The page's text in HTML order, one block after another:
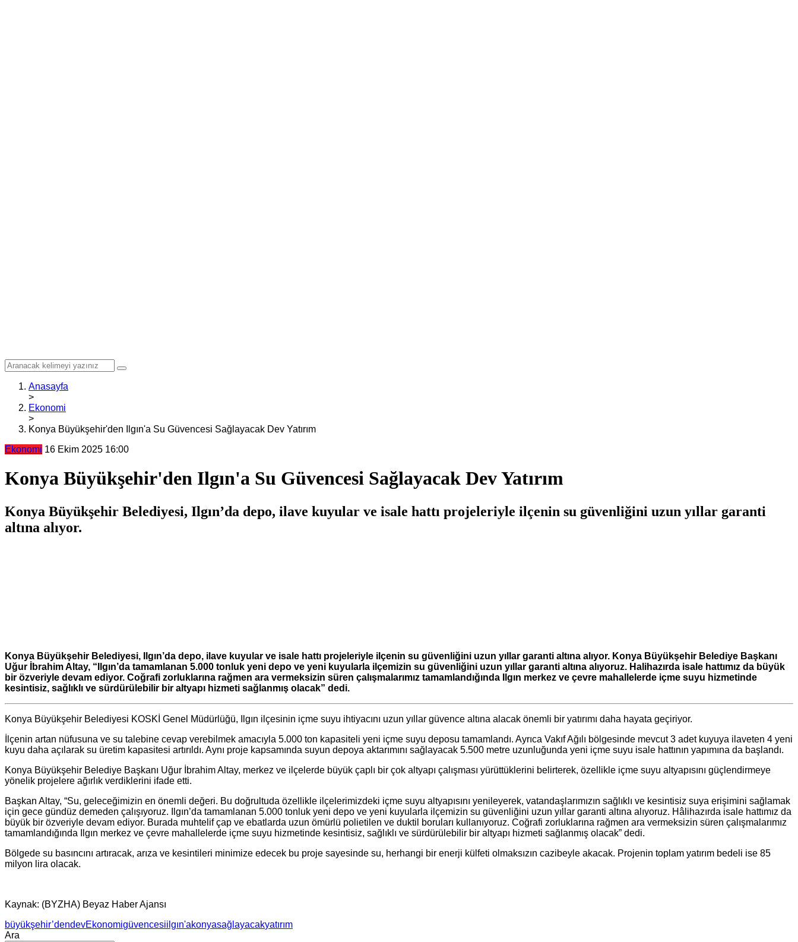
Anasayfa
>
Ekonomi
>
Konya Büyükşehir'den Ilgın'a Su Güvencesi Sağlayacak Dev Yatırım
Ekonomi 16 Ekim 2025 16:00
Konya Büyükşehir'den Ilgın'a Su Güvencesi Sağlayacak Dev Yatırım
Konya Büyükşehir Belediyesi, Ilgın’da depo, ilave kuyular ve isale hattı projeleriyle ilçenin su güvenliğini uzun yıllar garanti
altına alıyor.
Konya Büyükşehir Belediyesi, Ilgın’da depo, ilave kuyular ve isale hattı projeleriyle ilçenin su güvenliğini uzun yıllar garanti altına alıyor. Konya Büyükşehir Belediye Başkanı
Uğur İbrahim Altay, “Ilgın’da tamamlanan 5.000 tonluk yeni depo ve yeni kuyularla ilçemizin su güvenliğini uzun yıllar garanti altına alıyoruz. Halihazırda isale hattımız da büyük
bir özveriyle devam ediyor. Coğrafi zorluklarına rağmen ara vermeksizin süren çalışmalarımız tamamlandığında Ilgın merkez ve çevre mahallelerde içme suyu hizmetinde
kesintisiz, sağlıklı ve sürdürülebilir bir altyapı hizmeti sağlanmış olacak” dedi.
Konya Büyükşehir Belediyesi KOSKİ Genel Müdürlüğü, Ilgın ilçesinin içme suyu ihtiyacını uzun yıllar güvence altına alacak önemli bir yatırımı daha hayata geçiriyor.
İlçenin artan nüfusuna ve su talebine cevap verebilmek amacıyla 5.000 ton kapasiteli yeni içme suyu deposu tamamlandı. Ayrıca Vakıf Ağılı bölgesinde mevcut 3 adet kuyuya ilaveten 4 yeni
kuyu daha açılarak su üretim kapasitesi artırıldı. Aynı proje kapsamında suyun depoya aktarımını sağlayacak 5.500 metre uzunluğunda yeni içme suyu isale hattının yapımına da başlandı.
Konya Büyükşehir Belediye Başkanı Uğur İbrahim Altay, merkez ve ilçelerde büyük çaplı bir çok altyapı çalışması yürüttüklerini belirterek, özellikle içme suyu altyapısını güçlendirmeye
yönelik projelere ağırlık verdiklerini ifade etti.
Başkan Altay, “Su, geleceğimizin en önemli değeri. Bu doğrultuda özellikle ilçelerimizdeki içme suyu altyapısını yenileyerek, vatandaşlarımızın sağlıklı ve kesintisiz suya erişimini sağlamak
için gece gündüz demeden çalışıyoruz. Ilgın’da tamamlanan 5.000 tonluk yeni depo ve yeni kuyularla ilçemizin su güvenliğini uzun yıllar garanti altına alıyoruz. Hâlihazırda isale hattımız da
büyük bir özveriyle devam ediyor. Burada muhtelif çap ve ebatlarda uzun ömürlü polietilen ve duktil boruları kullanıyoruz. Coğrafi zorluklarına rağmen ara vermeksizin süren çalışmalarımız
tamamlandığında Ilgın merkez ve çevre mahallelerde içme suyu hizmetinde kesintisiz, sağlıklı ve sürdürülebilir bir altyapı hizmeti sağlanmış olacak” dedi.
Bölgede su basıncını artıracak, arıza ve kesintileri minimize edecek bu proje sayesinde su, herhangi bir enerji külfeti olmaksızın cazibeyle akacak. Projenin toplam yatırım bedeli ise 85
milyon lira olacak.
Kaynak: (BYZHA) Beyaz Haber Ajansı
büyükşehir’dendevEkonomigüvencesiilgın'akonyasağlayacakyatırım
Ara